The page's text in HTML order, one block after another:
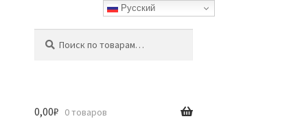
0,00₽ 0 товаров
Русский